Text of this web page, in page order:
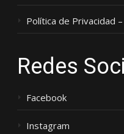
Política de Privacidad
Redes
Facebook
Instagram